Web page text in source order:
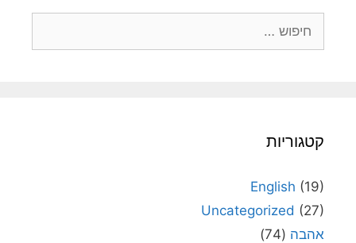
קטגוריות
English (19)
Uncategorized (27)
אהבה (74)